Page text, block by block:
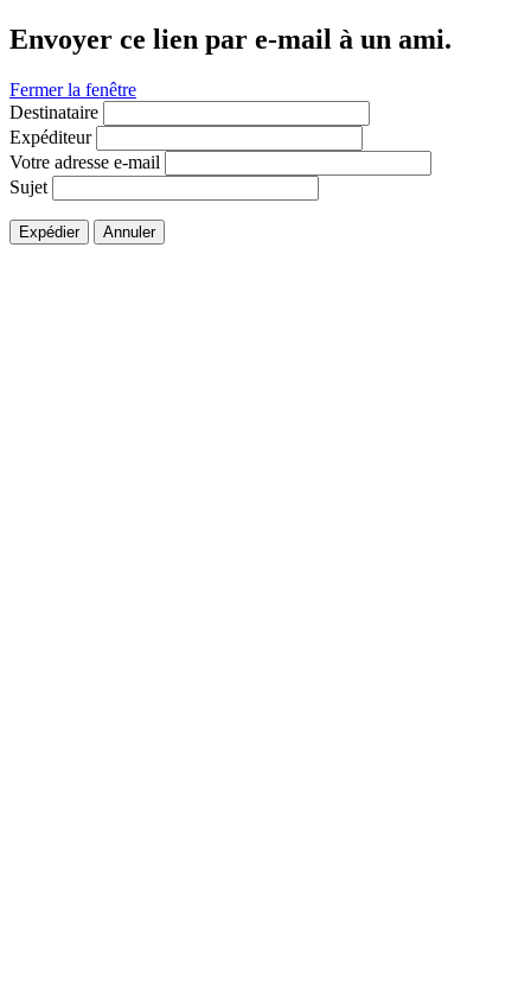
Envoyer ce lien par e-mail à un ami.
Fermer la fenêtre
Destinataire
Expéditeur
Votre adresse e-mail
Sujet
Expédier Annuler